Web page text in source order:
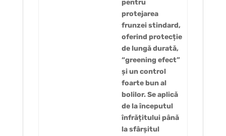
pentru
protejarea
frunzei stindard,
oferind protecție
de lungă durată,
“greening efect”
și un control
foarte bun al
bolilor. Se aplică
de la începutul
înfrățitului până
la sfârșitul